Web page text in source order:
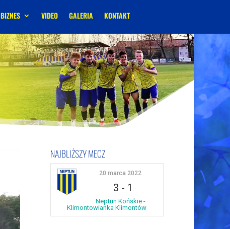
BIZNES VIDEO GALERIA KONTAKT
NAJBLIŻSZY MECZ
20 marca 2022
3 - 1
Neptun Końskie -
Klimontowianka Klimontów